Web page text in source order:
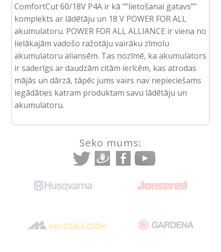
ComfortCut 60/18V P4A ir kā “”lietošanai gatavs””
komplekts ar lādētāju un 18 V POWER FOR ALL
akumulatoru. POWER FOR ALL ALLIANCE ir viena no
lielākajām vadošo ražotāju vairāku zīmolu
akumulatoru aliansēm. Tas nozīmē, ka akumulators
ir saderīgs ar daudzām citām ierīcēm, kas atrodas
mājās un dārzā, tāpēc jums vairs nav nepieciešams
iegādāties katram produktam savu lādētāju un
akumulatoru.
Seko mums: